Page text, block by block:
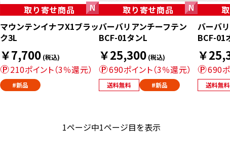
取り寄せ商品
マウンテンイナフX1ブラッ
ク3L
￥7,700 (税込)
210ポイント（3％還元）
#新品
取り寄せ商品
バーバリアンチーフテン
BCF-01タンL
￥25,300 (税込)
690ポイント（3％還元）
送料無料 #新品
バーバ
BCF-01
￥
690ポ
送料無料
1ページ中1ページ目を表示